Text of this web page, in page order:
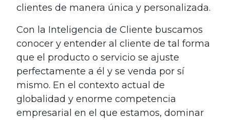
clientes de manera única y personalizada.
Con la Inteligencia de Cliente buscamos
conocer y entender al cliente de tal forma
que el producto o servicio se ajuste
perfectamente a él y se venda por sí
mismo. En el contexto actual de
globalidad y enorme competencia
empresarial en el que estamos, dominar